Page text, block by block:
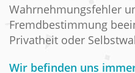
Wahrnehmungsfehler
Fremdbestimmung
Privatheit oder
Wir befinden uns